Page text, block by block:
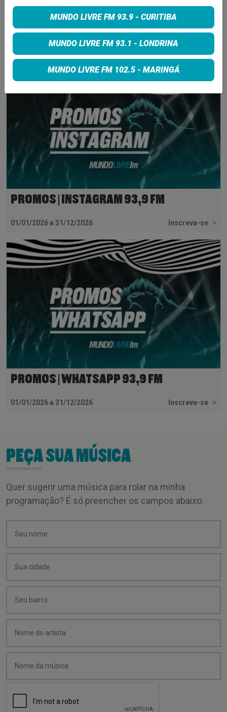
INSCREVA-SE
PROMOS | INSTAGRAM 93,9 FM
01/01/2026 a 31/12/2026 Inscreva-se >
PROMOS | WHATSAPP 93,9 FM
01/01/2026 a 31/12/2026 Inscreva-se >
PEÇA SUA MÚSICA
Quer sugerir uma música para rolar na minha
programação? É só preencher os campos abaixo:
MUNDO LIVRE FM 93.9 - CURITIBA
MUNDO LIVRE FM 93.1 - LONDRINA
MUNDO LIVRE FM 102.5 - MARINGÁ